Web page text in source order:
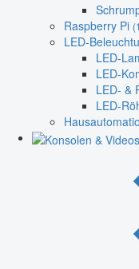
Raspberry Pi
LED-
LED-
LED-
LED- &
LED-